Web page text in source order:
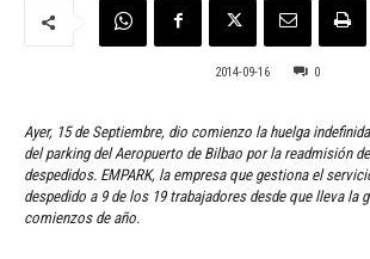
2014-09-16 0
Ayer, 15 de Septiembre, dio comienzo la huelga
del parking del Aeropuerto de Bilbao por la readmisión
despedidos. EMPARK, la empresa que gestiona el
despedido a 9 de los 19 trabajadores desde que lleva la
comienzos de año.